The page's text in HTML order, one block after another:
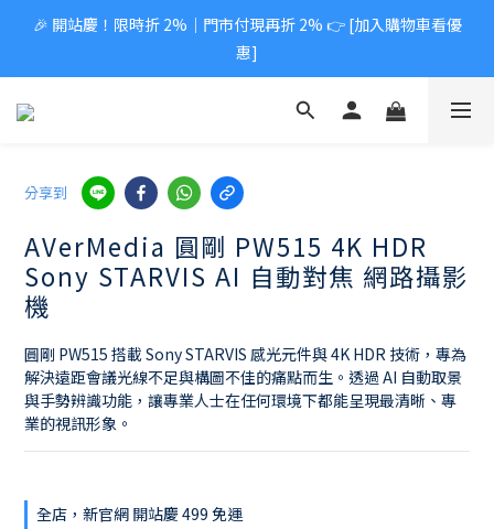
🎉 開站慶！限時折 2%｜門市付現再折 2% 👉 [加入購物車看優
惠]
分享到
AVerMedia 圓剛 PW515 4K HDR
Sony STARVIS AI 自動對焦 網路攝影
機
圓剛 PW515 搭載 Sony STARVIS 感光元件與 4K HDR 技術，專為
解決遠距會議光線不足與構圖不佳的痛點而生。透過 AI 自動取景
與手勢辨識功能，讓專業人士在任何環境下都能呈現最清晰、專
業的視訊形象。
全店，新官網 開站慶 499 免運